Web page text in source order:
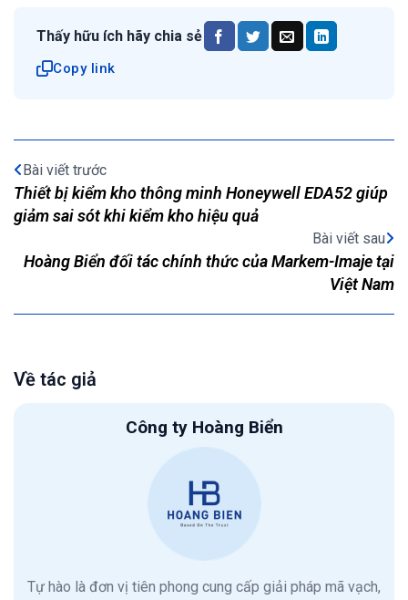
Thấy hữu ích hãy chia sẻ
Copy link
Bài viết trước
Thiết bị kiểm kho thông minh Honeywell EDA52 giúp
giảm sai sót khi kiểm kho hiệu quả
Bài viết sau
Hoàng Biển đối tác chính thức của Markem-Imaje tại
Việt Nam
Về tác giả
Công ty Hoàng Biển
Tự hào là đơn vị tiên phong cung cấp giải pháp mã vạch,